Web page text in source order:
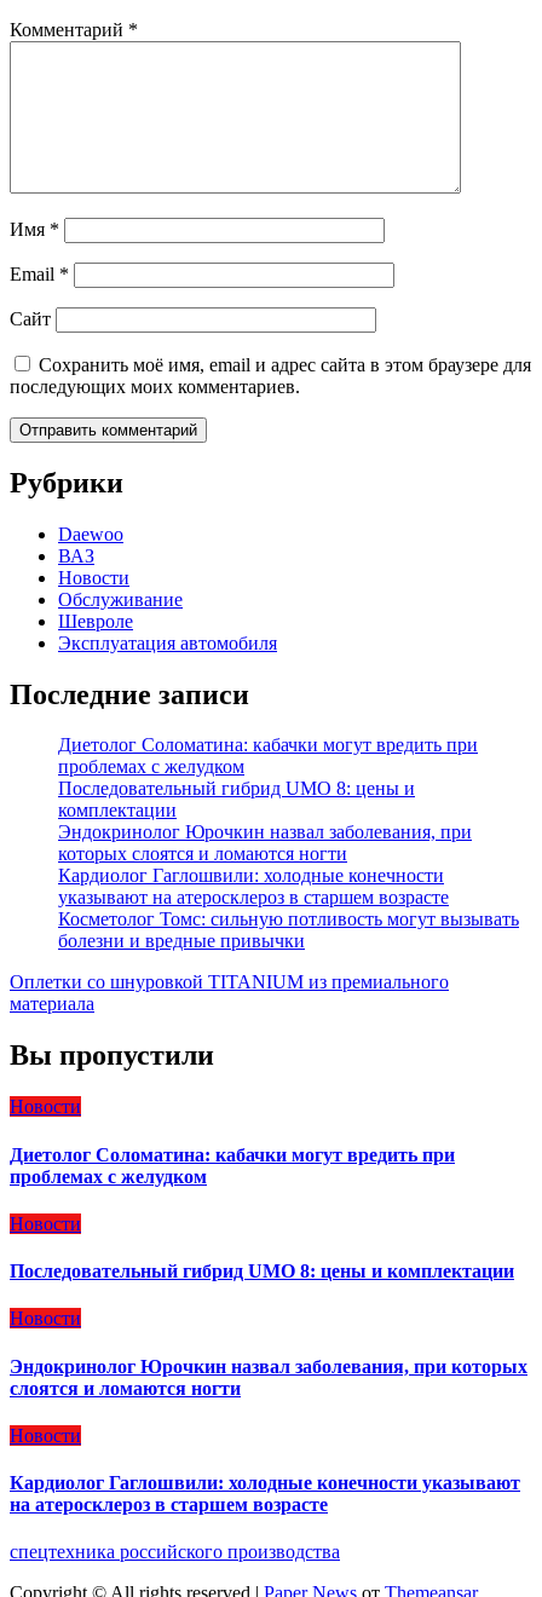
Комментарий *
Имя *
Email *
Сайт
Сохранить моё имя, email и адрес сайта в этом браузере для
последующих моих комментариев.
Рубрики
Daewoo
ВАЗ
Новости
Обслуживание
Шевроле
Эксплуатация автомобиля
Последние записи
Диетолог Соломатина: кабачки могут вредить при
проблемах с желудком
Последовательный гибрид UMO 8: цены и
комплектации
Эндокринолог Юрочкин назвал заболевания, при
которых слоятся и ломаются ногти
Кардиолог Гаглошвили: холодные конечности
указывают на атеросклероз в старшем возрасте
Косметолог Томс: сильную потливость могут вызывать
болезни и вредные привычки
Оплетки со шнуровкой TITANIUM из премиального
материала
Вы пропустили
Новости
Диетолог Соломатина: кабачки могут вредить при
проблемах с желудком
Новости
Последовательный гибрид UMO 8: цены и комплектации
Новости
Эндокринолог Юрочкин назвал заболевания, при которых
слоятся и ломаются ногти
Новости
Кардиолог Гаглошвили: холодные конечности указывают
на атеросклероз в старшем возрасте
спецтехника российского производства